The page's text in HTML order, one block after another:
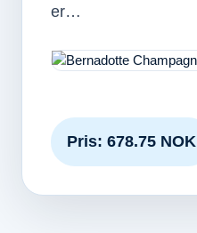
er…
Pris: 678.75 NOK